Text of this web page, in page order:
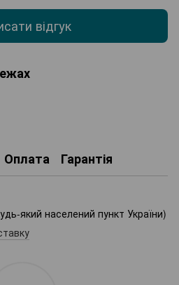
відгук
Оплата Гарантія
який населений пункт України)